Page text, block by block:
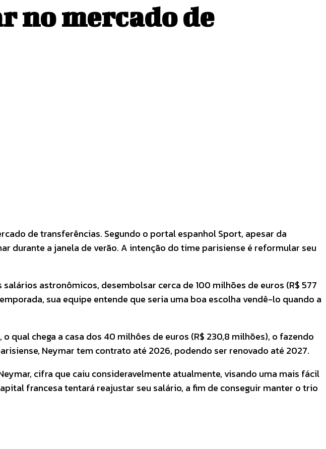
no mercado de
de transferências. Segundo o portal espanholSport, apesar da
durante a janela de verão. A intenção do time parisiense é reformular seu
astronômicos, desembolsar cerca de 100 milhões de euros (R$ 577
sua equipe entende que seria uma boa escolha vendê-lo quando a
chega a casa dos 40 milhôes de euros (R$ 230,8 milhões), o fazendo
Neymar tem contrato até 2026, podendo ser renovado até 2027.
cifra que caiu consideravelmente atualmente, visando uma mais fácil
francesa tentará reajustar seu salário, a fim de conseguir manter o trio